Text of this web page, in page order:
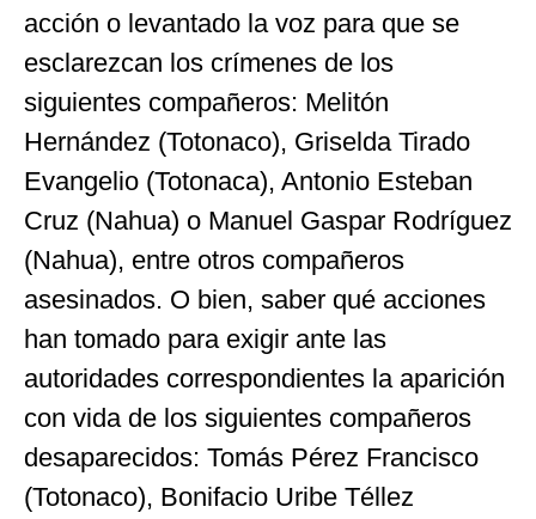
acción o levantado la voz para que se
esclarezcan los crímenes de los
siguientes compañeros: Melitón
Hernández (Totonaco), Griselda Tirado
Evangelio (Totonaca), Antonio Esteban
Cruz (Nahua) o Manuel Gaspar Rodríguez
(Nahua), entre otros compañeros
asesinados. O bien, saber qué acciones
han tomado para exigir ante las
autoridades correspondientes la aparición
con vida de los siguientes compañeros
desaparecidos: Tomás Pérez Francisco
(Totonaco), Bonifacio Uribe Téllez